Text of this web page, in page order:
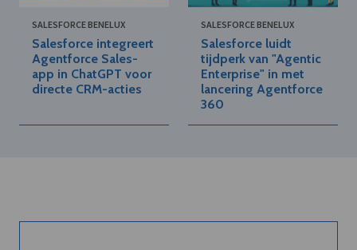
SALESFORCE BENELUX
Salesforce integreert
Agentforce Sales-
app in ChatGPT voor
directe CRM-acties
SALESFORCE BENELUX
Salesforce luidt
tijdperk van "Agentic
Enterprise" in met
lancering Agentforce
360